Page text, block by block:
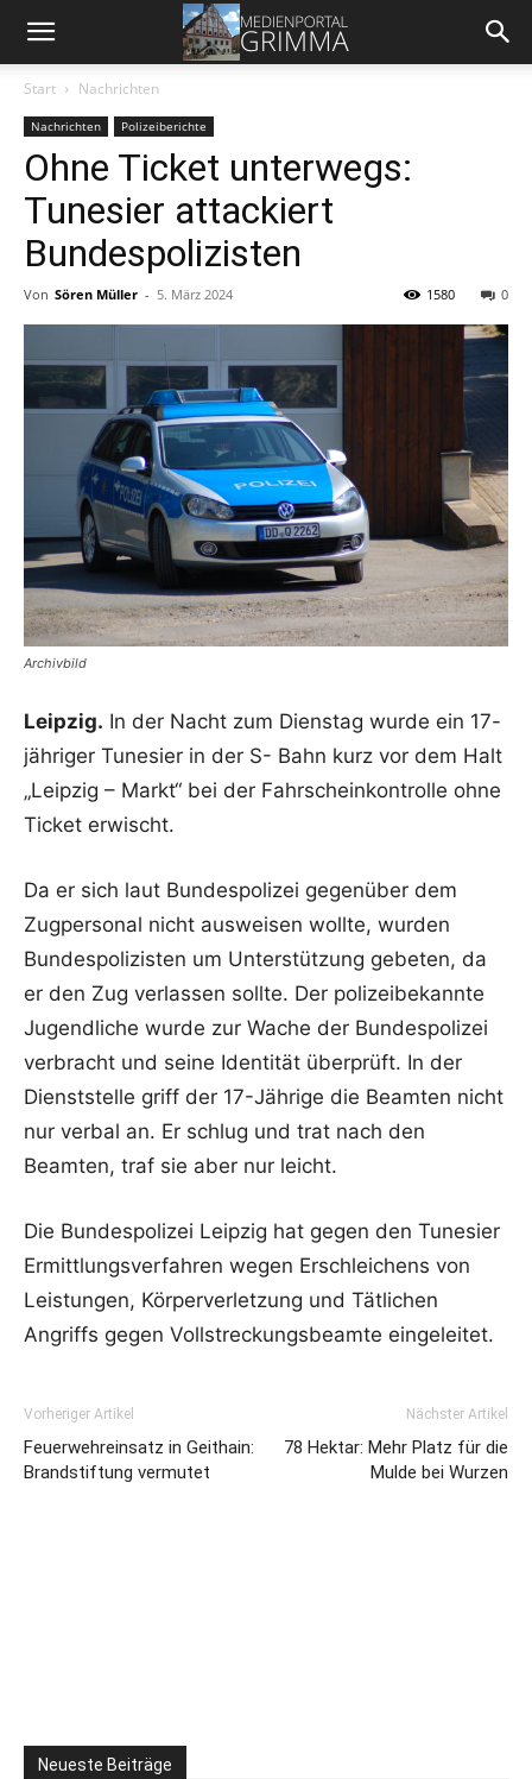
Start Nachrichten
Nachrichten Polizeiberichte
Ohne Ticket unterwegs:
Tunesier attackiert
Bundespolizisten
Von Sören Müller - 5. März 2024 0
1580
Archivbild
Leipzig. In der Nacht zum Dienstag wurde ein 17-
jähriger Tunesier in der S- Bahn kurz vor dem Halt
„Leipzig – Markt“ bei der Fahrscheinkontrolle ohne
Ticket erwischt.
Da er sich laut Bundespolizei gegenüber dem
Zugpersonal nicht ausweisen wollte, wurden
Bundespolizisten um Unterstützung gebeten, da
er den Zug verlassen sollte. Der polizeibekannte
Jugendliche wurde zur Wache der Bundespolizei
verbracht und seine Identität überprüft. In der
Dienststelle griff der 17-Jährige die Beamten nicht
nur verbal an. Er schlug und trat nach den
Beamten, traf sie aber nur leicht.
Die Bundespolizei Leipzig hat gegen den Tunesier
Ermittlungsverfahren wegen Erschleichens von
Leistungen, Körperverletzung und Tätlichen
Angriffs gegen Vollstreckungsbeamte eingeleitet.
Vorheriger Artikel
Feuerwehreinsatz in Geithain:
Brandstiftung vermutet
Nächster Artikel
78 Hektar: Mehr Platz für die
Mulde bei Wurzen
Neueste Beiträge